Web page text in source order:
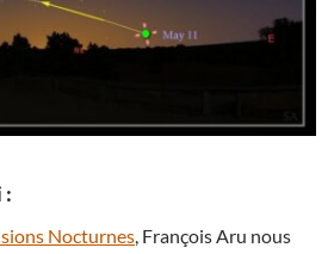
:
Nocturnes, François Aru nous